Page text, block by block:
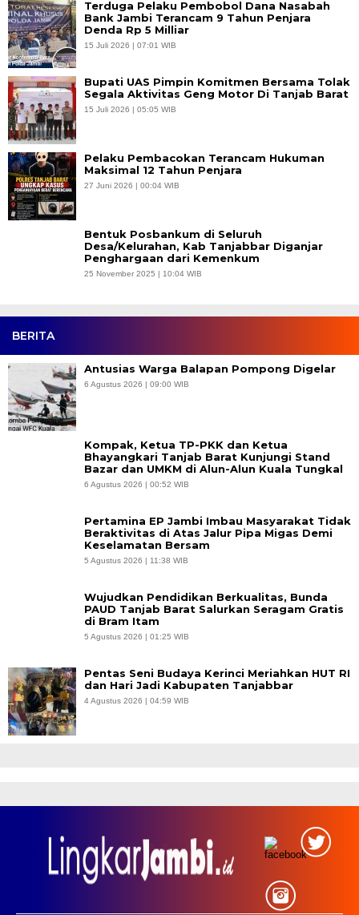
Terduga Pelaku Pembobol Dana Nasabah
Bank Jambi Terancam 9 Tahun Penjara
Denda Rp 5 Milliar
15 Juli 2026 | 07:01 WIB
Bupati UAS Pimpin Komitmen Bersama Tolak
Segala Aktivitas Geng Motor Di Tanjab Barat
15 Juli 2026 | 05:05 WIB
Pelaku Pembacokan Terancam Hukuman
Maksimal 12 Tahun Penjara
27 Juni 2026 | 00:04 WIB
Bentuk Posbankum di Seluruh
Desa/Kelurahan, Kab Tanjabbar Diganjar
Penghargaan dari Kemenkum
25 November 2025 | 10:04 WIB
BERITA
Antusias Warga Balapan Pompong Digelar
6 Agustus 2026 | 09:00 WIB
Kompak, Ketua TP-PKK dan Ketua
Bhayangkari Tanjab Barat Kunjungi Stand
Bazar dan UMKM di Alun-Alun Kuala Tungkal
6 Agustus 2026 | 00:52 WIB
Pertamina EP Jambi Imbau Masyarakat Tidak
Beraktivitas di Atas Jalur Pipa Migas Demi
Keselamatan Bersam
5 Agustus 2026 | 11:38 WIB
Wujudkan Pendidikan Berkualitas, Bunda
PAUD Tanjab Barat Salurkan Seragam Gratis
di Bram Itam
5 Agustus 2026 | 01:25 WIB
Pentas Seni Budaya Kerinci Meriahkan HUT RI
dan Hari Jadi Kabupaten Tanjabbar
4 Agustus 2026 | 04:59 WIB